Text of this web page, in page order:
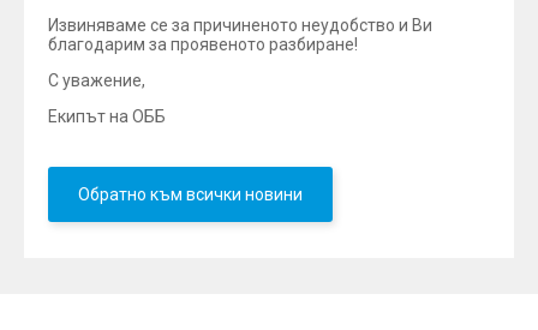
Извиняваме се за причиненото неудобство и Ви
благодарим за проявеното разбиране!
С уважение,
Екипът на ОББ
Обратно към всички новини